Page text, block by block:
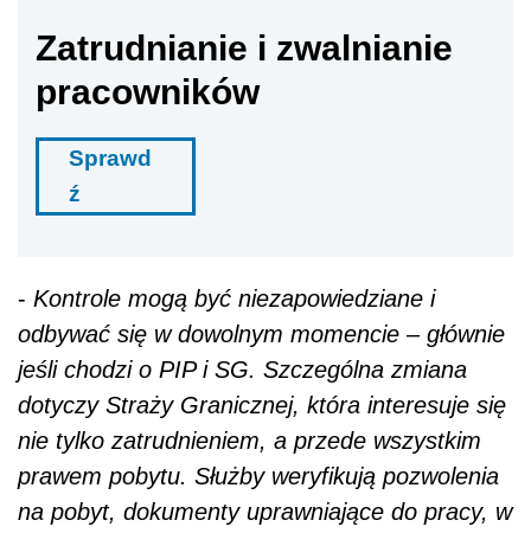
Zatrudnianie i zwalnianie
pracowników
Sprawd
ź
- Kontrole mogą być niezapowiedziane i
odbywać się w dowolnym momencie – głównie
jeśli chodzi o PIP i SG. Szczególna zmiana
dotyczy Straży Granicznej, która interesuje się
nie tylko zatrudnieniem, a przede wszystkim
prawem pobytu. Służby weryfikują pozwolenia
na pobyt, dokumenty uprawniające do pracy, w